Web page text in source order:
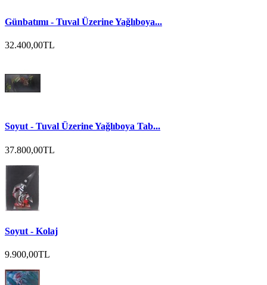
Günbatımı - Tuval Üzerine Yağlıboya...
32.400,00TL
Soyut - Tuval Üzerine Yağlıboya Tab...
37.800,00TL
Soyut - Kolaj
9.900,00TL